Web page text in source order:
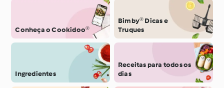
Conheça o Cookidoo®
Bimby® Dicas e
Truques
Ingredientes
Receitas para todos os
dias